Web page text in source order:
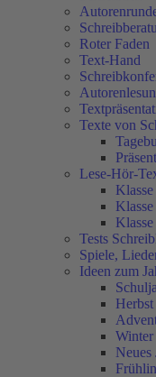
Roter Faden
Text-Hand
Texte von
Lese-Hör-
Klasse
Klasse
Klasse
Tests
Spiele,
Ideen zum
Herbst
Winter
Neues